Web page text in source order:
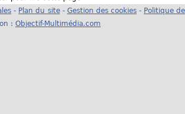
- Plan du site- Gestion des cookies- Politique de
: Objectif-Multimédia.com